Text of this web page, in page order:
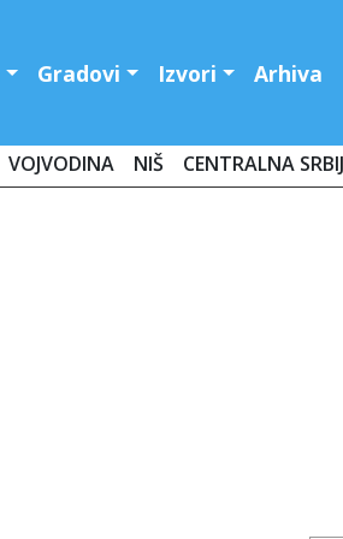
Gradovi Izvori Arhiva
VOJVODINA NIŠ CENTRALNA